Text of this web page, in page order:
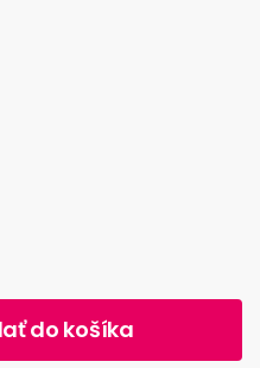
do košíka